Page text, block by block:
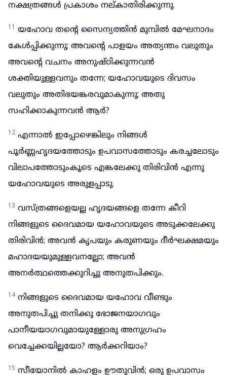
നക്ഷത്രങ്ങൾ പ്രകാശം നല്കാതിരിക്കുന്നു.
11 യഹോവ തന്റെ സൈന്യത്തിൻ മുമ്പിൽ മേഘനാദം
കേൾപ്പിക്കുന്നു; അവന്റെ പാളയം അത്യന്തം വലുതും
അവന്റെ വചനം അനുഷ്ഠിക്കുന്നവൻ
ശക്തിയുള്ളവനും തന്നേ; യഹോവയുടെ ദിവസം
വലുതും അതിഭയങ്കരവുമാകുന്നു; അതു
സഹിക്കാകുന്നവൻ ആർ?
12 എന്നാൽ ഇപ്പോഴെങ്കിലും നിങ്ങൾ
പൂർണ്ണഹൃദയത്തോടും ഉപവാസത്തോടും കരച്ചലോടും
വിലാപത്തോടുംകൂടെ എങ്കലേക്കു തിരിവിൻ എന്നു
യഹോവയുടെ അരുളപ്പാടു.
13 വസ്ത്രങ്ങളെയല്ല ഹൃദയങ്ങളെ തന്നേ കീറി
നിങ്ങളുടെ ദൈവമായ യഹോവയുടെ അടുക്കലേക്കു
തിരിവിൻ; അവൻ കൃപയും കരുണയും ദീർഘക്ഷമയും
മഹാദയയുമുള്ളവനല്ലോ; അവൻ
അനർത്ഥത്തെക്കുറിച്ചു അനുതപിക്കും.
14 നിങ്ങളുടെ ദൈവമായ യഹോവ വീണ്ടും
അനുതപിച്ചു തനിക്കു ഭോജനയാഗവും
പാനീയയാഗവുമായുള്ളോരു അനുഗ്രഹം
വെച്ചേക്കയില്ലയോ? ആർക്കറിയാം?
15 സീയോനിൽ കാഹളം ഊതുവിൻ; ഒരു ഉപവാസം